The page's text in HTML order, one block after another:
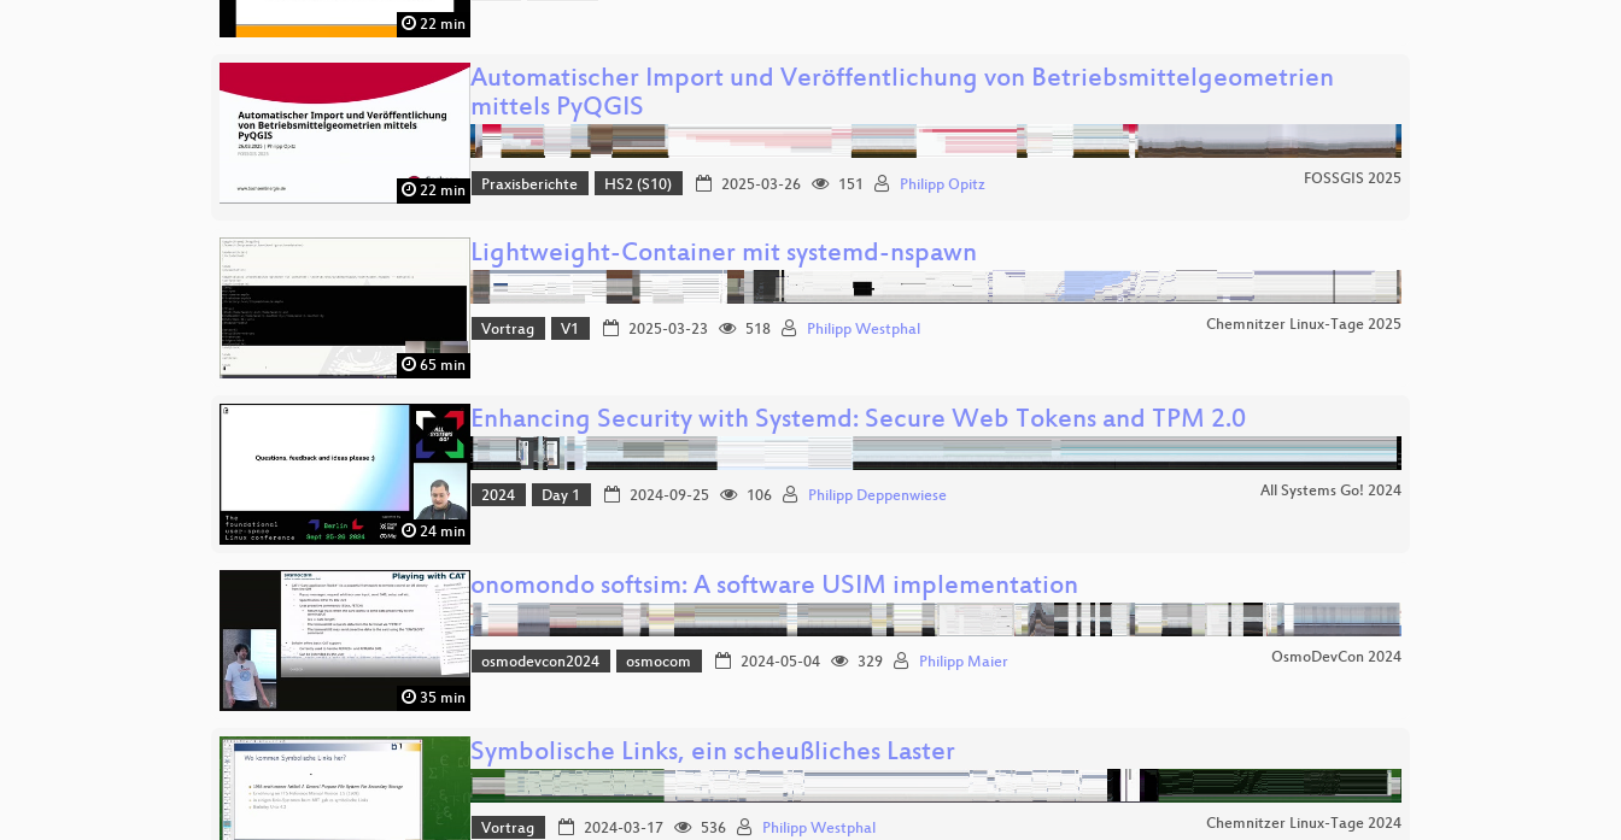
22 min
22 min
Automatischer Import und Veröffentlichung von Betriebsmittelgeometrien
mittels PyQGIS
Praxisberichte HS2 (S10) 2025-03-26 151 Philipp Opitz FOSSGIS 2025
65 min
Lightweight-Container mit systemd-nspawn
Vortrag V1 2025-03-23 518 Philipp Westphal Chemnitzer Linux-Tage 2025
24 min
Enhancing Security with Systemd: Secure Web Tokens and TPM 2.0
2024 Day 1 2024-09-25 106 Philipp Deppenwiese All Systems Go! 2024
35 min
onomondo softsim: A software USIM implementation
osmodevcon2024 osmocom 2024-05-04 329 Philipp Maier OsmoDevCon 2024
Symbolische Links, ein scheußliches Laster
Vortrag 2024-03-17 536 Philipp Westphal Chemnitzer Linux-Tage 2024